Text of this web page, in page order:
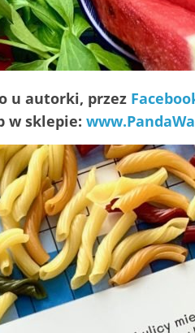
u autorki, przez
w sklepie: